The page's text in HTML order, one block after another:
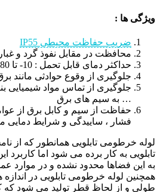
ویژگی ها :
ضریب حفاظت محیطی IP55
محافظت در مقابل نفوذ گرد و غبار
حداکثر دمای قابل تحمل : 10- تا 80+ سانتیگراد
جلوگیری از وقوع حوادثی مانند
جلوگیری از تماس مواد شیمیایی
… به سیم های برق
حفاظت از سیم و کابل برق از
فشار ، ساییدگی و شرایط دمایی
لوله خرطومی تابلویی همانطور که از
تابلویی به کار برده می شود اما کاربرد
به این فضاها محدود نشده و در موارد
همچنین لوله خرطومی تابلویی در
طولی و از لحاظ قطر تولید می شود که